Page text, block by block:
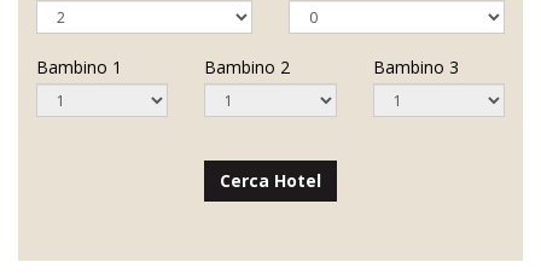
Bambino 1 Bambino 2 Bambino 3
Cerca Hotel